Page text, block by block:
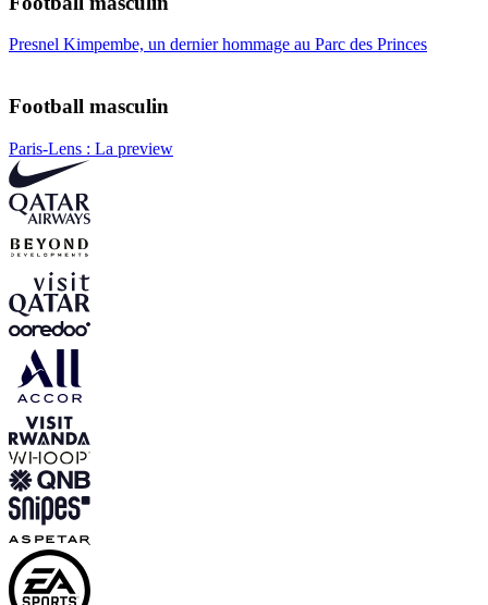
Presnel Kimpembe, un dernier hommage au Parc des Princes
Football masculin
Paris-Lens : La preview